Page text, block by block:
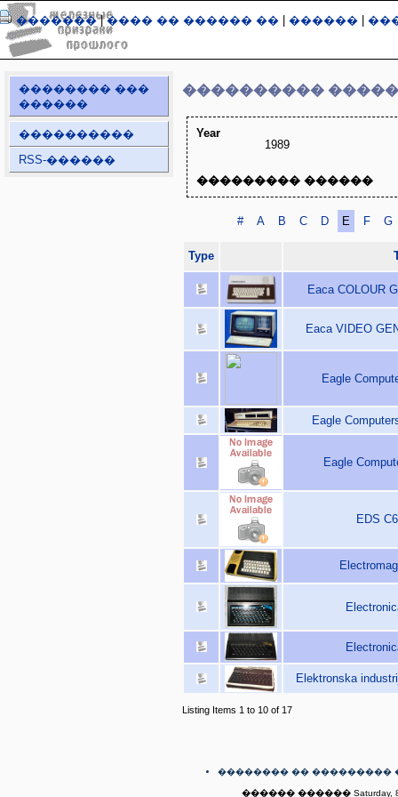
�������|���� �� ������ �� ������
�������� ���
������
����������
RSS-������
����������
Year
1989
��������� ������
# A B C D E F G
Type
Eaca COLOUR
Eaca VIDEO
Eagle
Eagle
Eagle
EDS
Elektronska
Listing Items 1 to 10 of 17
�������� �� ���������
������ ������ Saturday,